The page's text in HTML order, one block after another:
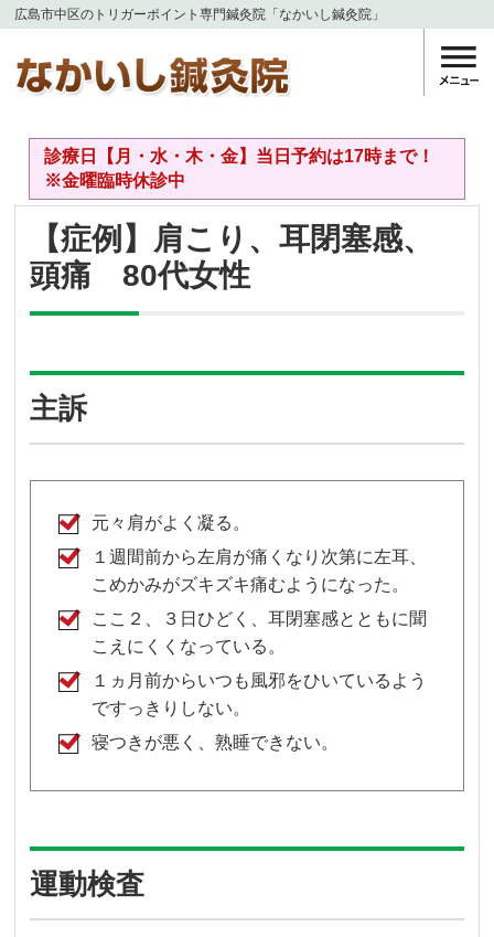
広島市中区のトリガーポイント専門鍼灸院「なかいし鍼灸院」
診療日【月・水・木・金】当日予約は17時まで！
※金曜臨時休診中
【症例】肩こり、耳閉塞感、
頭痛 80代女性
主訴
元々肩がよく凝る。
１週間前から左肩が痛くなり次第に左耳、
こめかみがズキズキ痛むようになった。
ここ２、３日ひどく、耳閉塞感とともに聞
こえにくくなっている。
１ヵ月前からいつも風邪をひいているよう
ですっきりしない。
寝つきが悪く、熟睡できない。
運動検査